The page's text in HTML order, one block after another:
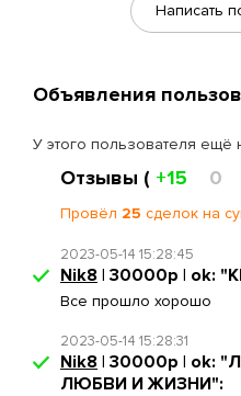
Написать
Объявления
У этого пользователя ещё
Отзывы ( +15 0
Провёл 25 сделок на
2023-05-14 15:28:45
Nik8 | 30000р | ok:
Все прошло хорошо
2023-05-14 15:28:31
Nik8 | 30000р | ok:
ЛЮБВИ И ЖИЗНИ":